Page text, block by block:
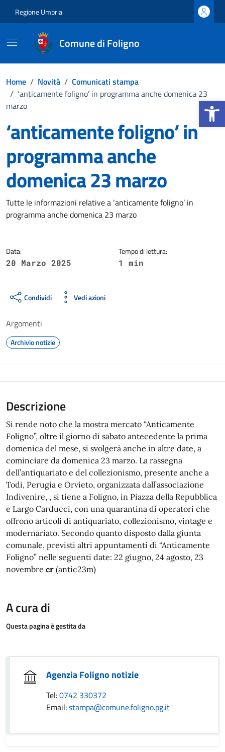
Apri la
Regione Umbria
Comune di Foligno
Home / Novità / Comunicati stampa
/ ‘anticamente foligno’ in programma anche domenica 23
marzo
‘anticamente foligno’ in
programma anche
domenica 23 marzo
Dettagli della notizia
Tutte le informazioni relative a ‘anticamente foligno’ in
programma anche domenica 23 marzo
Data:
20 Marzo 2025
Tempo di lettura:
1 min
Condividi Vedi azioni
Argomenti
Archivio notizie
Descrizione
Si rende noto che la mostra mercato “Anticamente
Foligno”, oltre il giorno di sabato antecedente la prima
domenica del mese, si svolgerà anche in altre date, a
cominciare da domenica 23 marzo. La rassegna
dell’antiquariato e del collezionismo, presente anche a
Todi, Perugia e Orvieto, organizzata dall’associazione
Indivenire, , si tiene a Foligno, in Piazza della Repubblica
e Largo Carducci, con una quarantina di operatori che
offrono articoli di antiquariato, collezionismo, vintage e
modernariato. Secondo quanto disposto dalla giunta
comunale, previsti altri appuntamenti di “Anticamente
Foligno” nelle seguenti date: 22 giugno, 24 agosto, 23
novembre cr (antic23m)
A cura di
Questa pagina è gestita da
Agenzia Foligno notizie
Tel:0742 330372
Email:stampa@comune.foligno.pg.it